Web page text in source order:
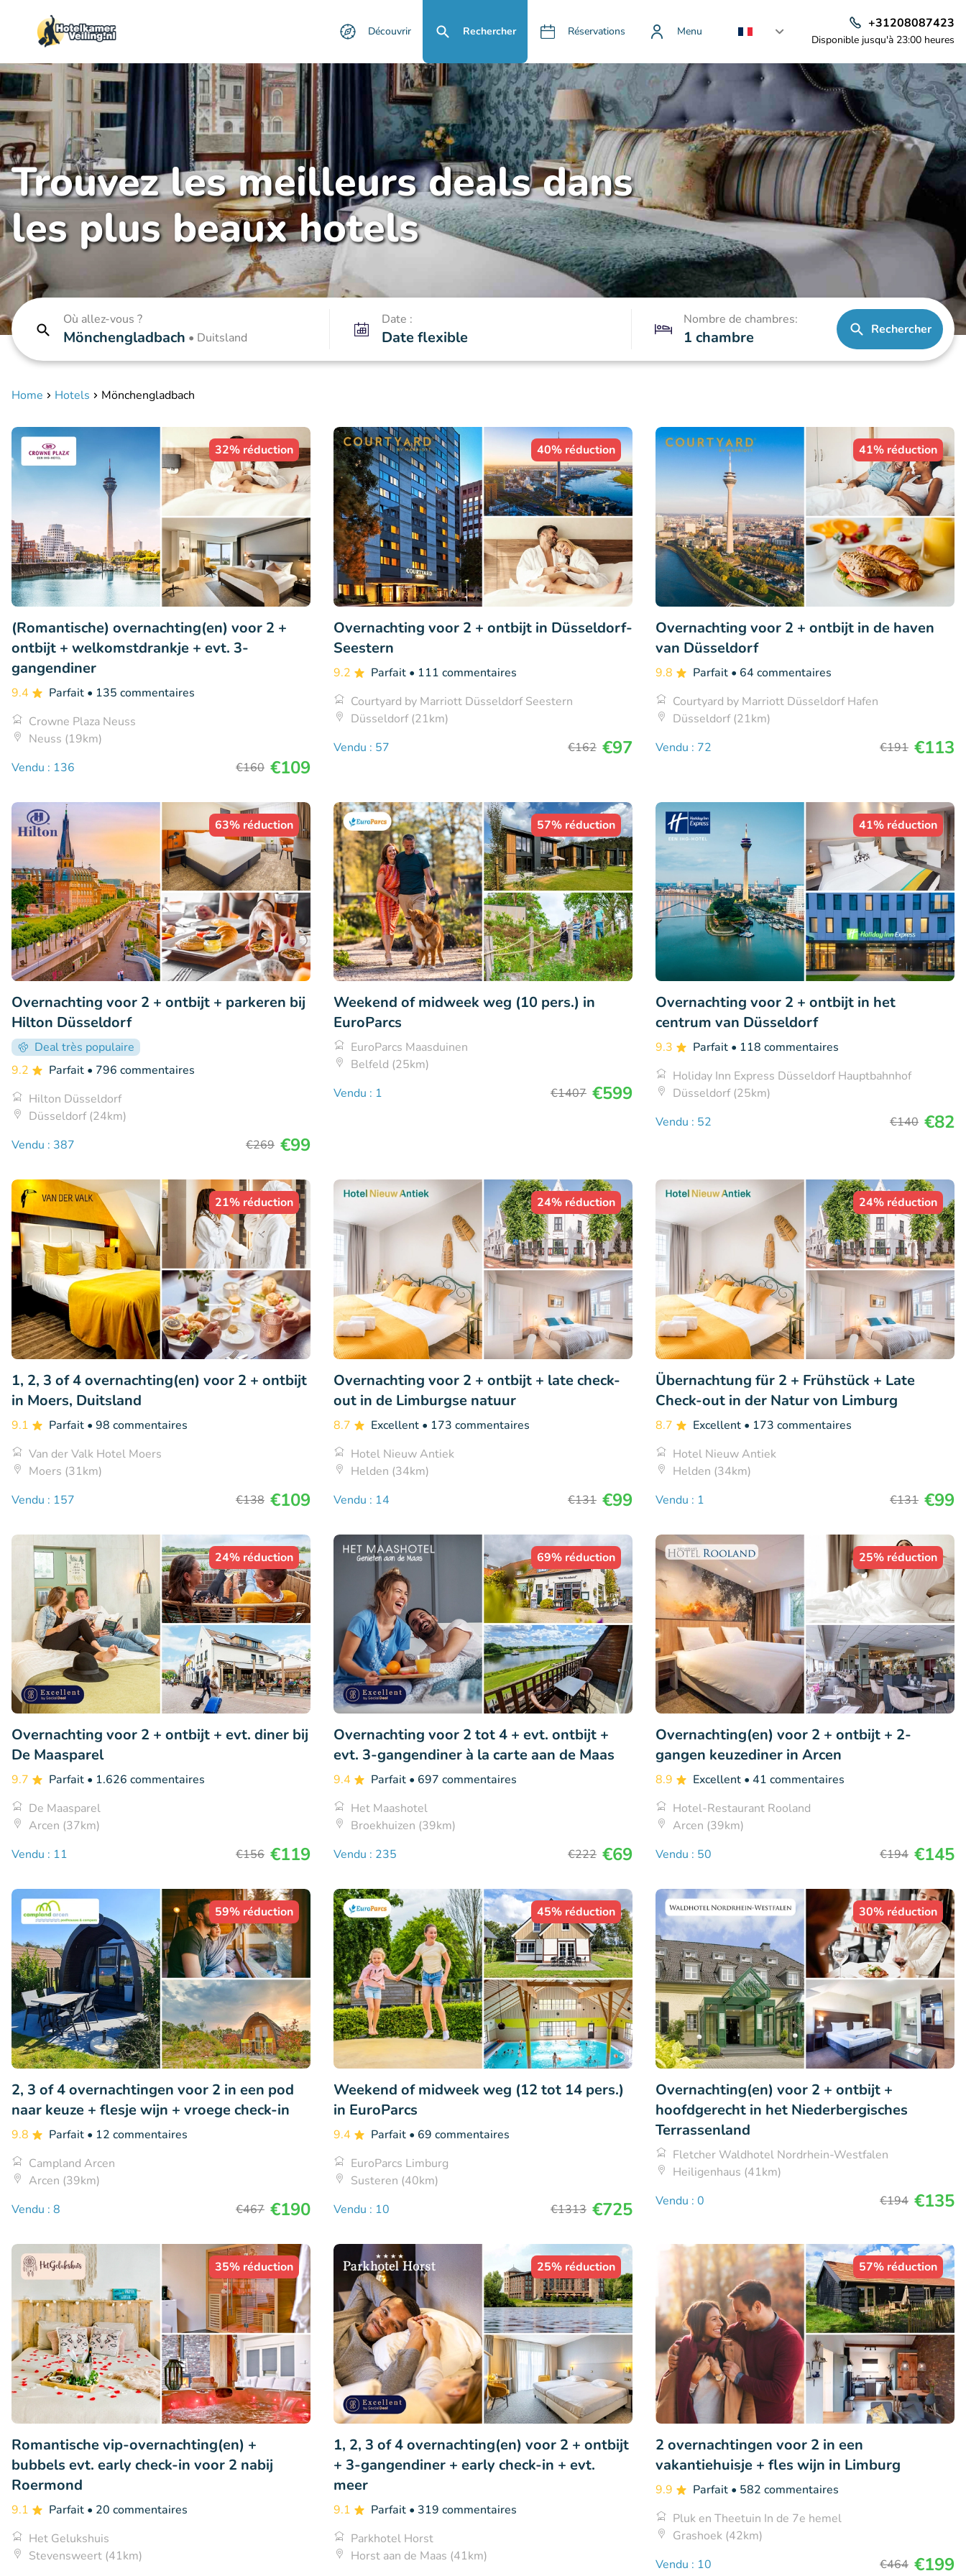
Découvrir Rechercher Réservations Menu
+31208087423
Disponible jusqu'à 23:00 heures
Trouvez les meilleurs deals dans
les plus beaux hotels
Où allez-vous ?
Mönchengladbach • Duitsland
Date :
Date flexible
Nombre de chambres:
1 chambre Rechercher
Home Hotels Mönchengladbach
32% réduction
(Romantische) overnachting(en) voor 2 +
ontbijt + welkomstdrankje + evt. 3-
gangendiner
9.4 Parfait • 135 commentaires
Crowne Plaza Neuss
Neuss (19km)
Vendu : 136
€160 €109
40% réduction
Overnachting voor 2 + ontbijt in Düsseldorf-
Seestern
9.2 Parfait • 111 commentaires
Courtyard by Marriott Düsseldorf Seestern
Düsseldorf (21km)
Vendu : 57
€162 €97
41% réduction
Overnachting voor 2 + ontbijt in de haven
van Düsseldorf
9.8 Parfait • 64 commentaires
Courtyard by Marriott Düsseldorf Hafen
Düsseldorf (21km)
Vendu : 72
€191 €113
63% réduction
Overnachting voor 2 + ontbijt + parkeren bij
Hilton Düsseldorf
Deal très populaire
9.2
Parfait • 796 commentaires
Hilton Düsseldorf
Düsseldorf (24km)
Vendu : 387
€269 €99
57% réduction
Weekend of midweek weg (10 pers.) in
EuroParcs
EuroParcs Maasduinen
Belfeld (25km)
Vendu : 1
€1407 €599
41% réduction
Overnachting voor 2 + ontbijt in het
centrum van Düsseldorf
9.3 Parfait • 118 commentaires
Holiday Inn Express Düsseldorf Hauptbahnhof
Düsseldorf (25km)
Vendu : 52
€140 €82
21% réduction
1, 2, 3 of 4 overnachting(en) voor 2 + ontbijt
in Moers, Duitsland
9.1 Parfait • 98 commentaires
Van der Valk Hotel Moers
Moers (31km)
Vendu : 157
€138 €109
24% réduction
Overnachting voor 2 + ontbijt + late check-
out in de Limburgse natuur
8.7 Excellent • 173 commentaires
Hotel Nieuw Antiek
Helden (34km)
Vendu : 14
€131 €99
24% réduction
Übernachtung für 2 + Frühstück + Late
Check-out in der Natur von Limburg
8.7 Excellent • 173 commentaires
Hotel Nieuw Antiek
Helden (34km)
Vendu : 1
€131 €99
24% réduction
Overnachting voor 2 + ontbijt + evt. diner bij
De Maasparel
9.7 Parfait • 1.626 commentaires
De Maasparel
Arcen (37km)
Vendu : 11
€156 €119
69% réduction
Overnachting voor 2 tot 4 + evt. ontbijt +
evt. 3-gangendiner à la carte aan de Maas
9.4 Parfait • 697 commentaires
Het Maashotel
Broekhuizen (39km)
Vendu : 235
€222 €69
25% réduction
Overnachting(en) voor 2 + ontbijt + 2-
gangen keuzediner in Arcen
8.9 Excellent • 41 commentaires
Hotel-Restaurant Rooland
Arcen (39km)
Vendu : 50
€194 €145
59% réduction
2, 3 of 4 overnachtingen voor 2 in een pod
naar keuze + flesje wijn + vroege check-in
9.8 Parfait • 12 commentaires
Campland Arcen
Arcen (39km)
Vendu : 8
€467 €190
45% réduction
Weekend of midweek weg (12 tot 14 pers.)
in EuroParcs
9.4 Parfait • 69 commentaires
EuroParcs Limburg
Susteren (40km)
Vendu : 10
€1313 €725
30% réduction
Overnachting(en) voor 2 + ontbijt +
hoofdgerecht in het Niederbergisches
Terrassenland
Fletcher Waldhotel Nordrhein-Westfalen
Heiligenhaus (41km)
Vendu : 0
€194 €135
35% réduction
Romantische vip-overnachting(en) +
bubbels evt. early check-in voor 2 nabij
Roermond
9.1 Parfait • 20 commentaires
Het Gelukshuis
Stevensweert (41km)
25% réduction
1, 2, 3 of 4 overnachting(en) voor 2 + ontbijt
+ 3-gangendiner + early check-in + evt.
meer
9.1 Parfait • 319 commentaires
Parkhotel Horst
Horst aan de Maas (41km)
57% réduction
2 overnachtingen voor 2 in een
vakantiehuisje + fles wijn in Limburg
9.9 Parfait • 582 commentaires
Pluk en Theetuin In de 7e hemel
Grashoek (42km)
Vendu : 10
€464 €199